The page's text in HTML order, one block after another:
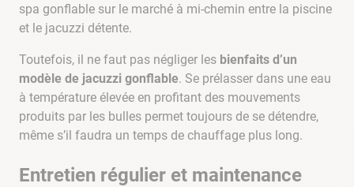
spa gonflable sur le marché à mi-chemin entre la piscine
et le jacuzzi détente.
Toutefois, il ne faut pas négliger les bienfaits d’un
modèle de jacuzzi gonflable. Se prélasser dans une eau
à température élevée en profitant des mouvements
produits par les bulles permet toujours de se détendre,
même s’il faudra un temps de chauffage plus long.
Entretien régulier et maintenance